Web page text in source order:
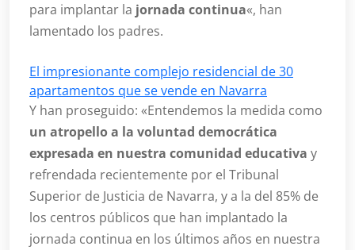
para implantar la jornada continua«, han
lamentado los padres.
El impresionante complejo residencial de 30
apartamentos que se vende en Navarra
Y han proseguido: «Entendemos la medida como
un atropello a la voluntad democrática
expresada en nuestra comunidad educativa y
refrendada recientemente por el Tribunal
Superior de Justicia de Navarra, y a la del 85% de
los centros públicos que han implantado la
jornada continua en los últimos años en nuestra